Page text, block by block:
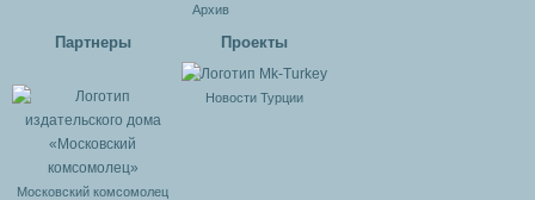
Архив
Партнеры
Московский комсомолец
Проекты
Новости Турции